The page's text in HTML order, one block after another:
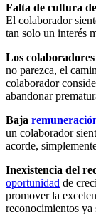
Falta de cultura de
El colaborador
tan solo un interés
Los
no parezca, el
colaborador
abandonar
Baja
un colaborador
acorde,
Inexistencia del
oportunidad de
promover la
reconocimientos ya